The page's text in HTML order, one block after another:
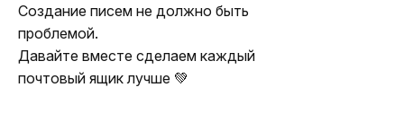
Создание писем не должно быть
проблемой.
Давайте вместе сделаем каждый
почтовый ящик лучше 💚